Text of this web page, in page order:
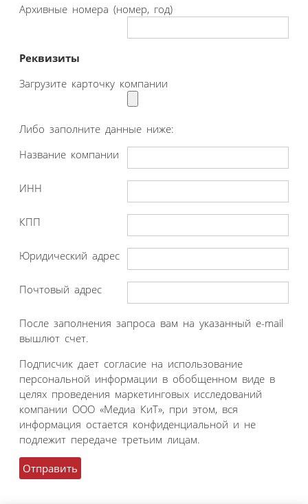
Архивные номера (номер, год)
Реквизиты
Загрузите карточку компании
Либо заполните данные ниже:
Название компании
ИНН
КПП
Юридический адрес
Почтовый адрес
После заполнения запроса вам на указанный e-mail
вышлют счет.
Подписчик дает согласие на использование
персональной информации в обобщенном виде в
целях проведения маркетинговых исследований
компании ООО «Медиа КиТ», при этом, вся
информация остается конфиденциальной и не
подлежит передаче третьим лицам.